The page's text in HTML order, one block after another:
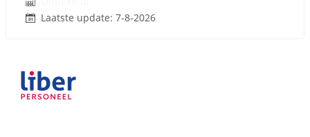
Laatste update: 7-8-2026